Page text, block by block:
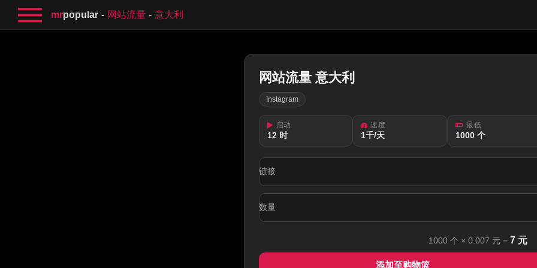
mrpopular 网站流量 意大利
网站流量 意大利
Instagram
启动
12 时
速度
1千/天
最低
1000 个
链接
数量
1000 个 × 0.007 元 = 7 元
添加至购物篮